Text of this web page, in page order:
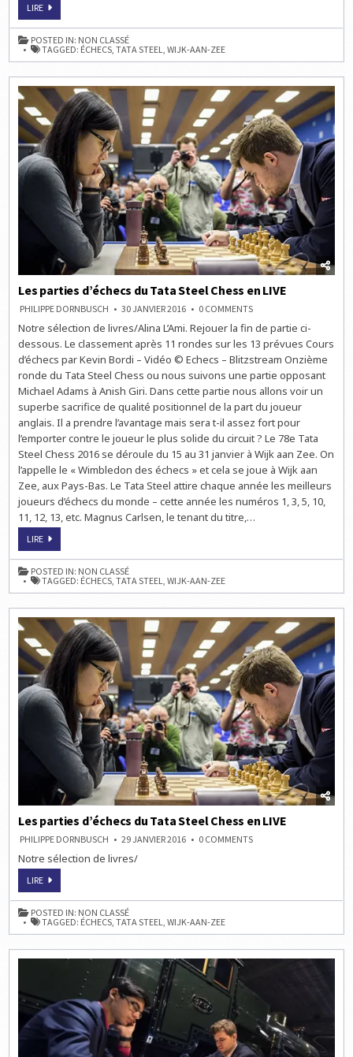
CHESS
LIREMAGNUS
REMPORTE
LE
TATA
STEEL
CHESS
POSTED IN: NON CLASSÉ
TAGGED: ÉCHECS,TATA STEEL,WIJK-AAN-ZEE
Les parties d’échecs du Tata Steel Chess en LIVE
PHILIPPE DORNBUSCH 30 JANVIER 2016 0 COMMENTSON
PARTIES
D’ÉCHECS
DU
TATA
STEEL
CHESS
EN
LIVE
Notre sélection de livres/Alina L’Ami. Rejouer la fin de partie ci-
dessous. Le classement après 11 rondes sur les 13 prévues Cours
d’échecs par Kevin Bordi – Vidéo © Echecs – Blitzstream Onzième
ronde du Tata Steel Chess ou nous suivons une partie opposant
Michael Adams à Anish Giri. Dans cette partie nous allons voir un
superbe sacrifice de qualité positionnel de la part du joueur
anglais. Il a prendre l’avantage mais sera t-il assez fort pour
l’emporter contre le joueur le plus solide du circuit ? Le 78e Tata
Steel Chess 2016 se déroule du 15 au 31 janvier à Wijk aan Zee. On
l’appelle le « Wimbledon des échecs » et cela se joue à Wijk aan
Zee, aux Pays-Bas. Le Tata Steel attire chaque année les meilleurs
joueurs d’échecs du monde – cette année les numéros 1, 3, 5, 10,
11, 12, 13, etc. Magnus Carlsen, le tenant du titre,…
LIRELES
D’ÉCHECS
DU
TATA
STEEL
CHESS
POSTED IN: NON CLASSÉ
TAGGED: ÉCHECS ,TATA STEEL ,WIJK-AAN-ZEE
Les parties d’échecs du Tata Steel Chess en LIVE
PHILIPPE DORNBUSCH 29 JANVIER 2016 0 COMMENTSON
CHESS
Notre sélection de livres/
LIRELES
D’ÉCHECS
DU
TATA
STEEL
CHESS
POSTED IN: NON CLASSÉ
TAGGED: ÉCHECS,TATA STEEL,WIJK-AAN-ZEE